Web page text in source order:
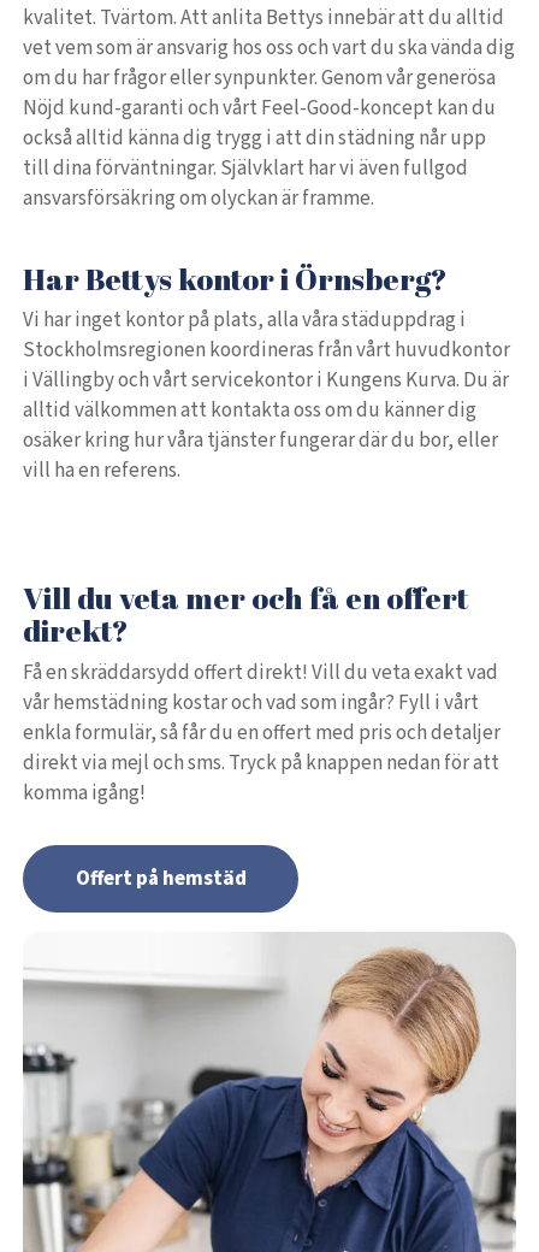
kvalitet. Tvärtom. Att anlita Bettys innebär att du alltid
vet vem som är ansvarig hos oss och vart du ska vända dig
om du har frågor eller synpunkter. Genom vår generösa
Nöjd kund-garanti och vårt Feel-Good-koncept kan du
också alltid känna dig trygg i att din städning når upp
till dina förväntningar. Självklart har vi även fullgod
ansvarsförsäkring om olyckan är framme.
Har Bettys kontor i Örnsberg?
Vi har inget kontor på plats, alla våra städuppdrag i
Stockholmsregionen koordineras från vårt huvudkontor
i Vällingby och vårt servicekontor i Kungens Kurva. Du är
alltid välkommen att kontakta oss om du känner dig
osäker kring hur våra tjänster fungerar där du bor, eller
vill ha en referens.
Vill du veta mer och få en offert
direkt?
Få en skräddarsydd offert direkt! Vill du veta exakt vad
vår hemstädning kostar och vad som ingår? Fyll i vårt
enkla formulär, så får du en offert med pris och detaljer
direkt via mejl och sms. Tryck på knappen nedan för att
komma igång!
Offert på hemstäd